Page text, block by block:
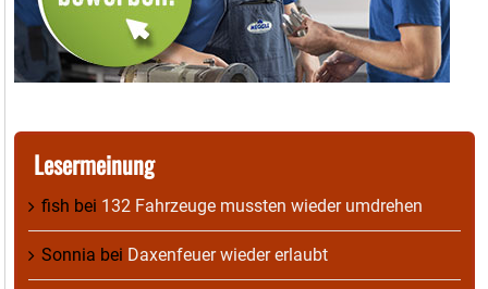
Lesermeinung
fish bei 132 Fahrzeuge mussten wieder umdrehen
Sonnia bei Daxenfeuer wieder erlaubt